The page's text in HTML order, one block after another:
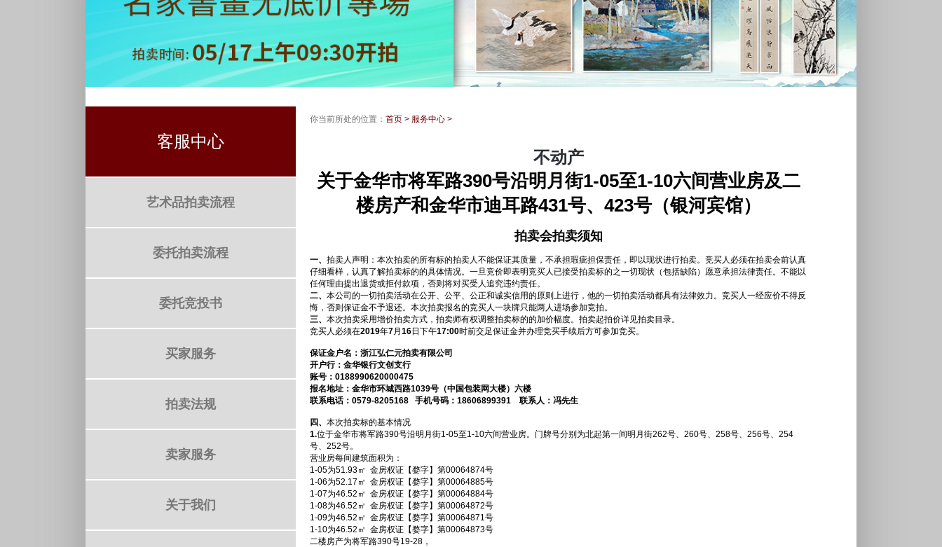
客服中心
艺术品拍卖流程
委托拍卖流程
委托竞投书
买家服务
拍卖法规
卖家服务
关于我们
你当前所处的位置： 首页 > 服务中心 >
不动产
关于金华市将军路390号沿明月街1-05至1-10六间营业房及二
楼房产和金华市迪耳路431号、423号（银河宾馆）
拍卖会拍卖须知
一、 拍卖人声明：本次拍卖的所有标的拍卖人不能保证其质量，不承担瑕疵担保责任，即以现状进行拍卖。竞买人必须在拍卖会前认真
仔细看样，认真了解拍卖标的的具体情况。一旦竞价即表明竞买人已接受拍卖标的之一切现状（包括缺陷）愿意承担法律责任。不能以
任何理由提出退货或拒付款项，否则将对买受人追究违约责任。
二、 本公司的一切拍卖活动在公开、公平、公正和诚实信用的原则上进行，他的一切拍卖活动都具有法律效力。竞买人一经应价不得反
悔，否则保证金不予退还。本次拍卖报名的竞买人一块牌只能两人进场参加竞拍。
三、 本次拍卖采用增价拍卖方式，拍卖师有权调整拍卖标的的加价幅度。拍卖起拍价详见拍卖目录。
竞买人必须在2019年7月 16日下午17:00时前交足保证金并办理竞买手续后方可参加竞买。
保证金户名：浙江弘仁元拍卖有限公司
开户行：金华银行文创支行
账号： 0188990620000475
报名地址： 金华市环城西路1039号（中国包装网大楼）六楼
联系电话： 0579-8205168 手机号码： 18606899391 联系人：冯先生
四、 本次拍卖标的基本情况
1.位于金华市将军路390号沿明月街1-05至1-10六间营业房。门牌号分别为北起第一间明月街262号、260号、258号、256号、254
号、252号。
营业房每间建筑面积为：
1-05为51.93㎡ 金房权证【婺字】第00064874号
1-06为52.17㎡ 金房权证【婺字】第00064885号
1-07为46.52㎡ 金房权证【婺字】第00064884号
1-08为46.52㎡ 金房权证【婺字】第00064872号
1-09为46.52㎡ 金房权证【婺字】第00064871号
1-10为46.52㎡ 金房权证【婺字】第00064873号
二楼房产为将军路390号19-28，